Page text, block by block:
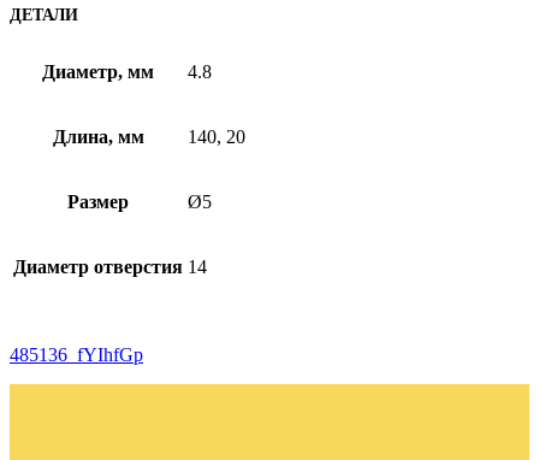
ДЕТАЛИ
Диаметр, мм 4.8
Длина, мм 140, 20
Размер Ø5
Диаметр отверстия 14
485136_fYIhfGp